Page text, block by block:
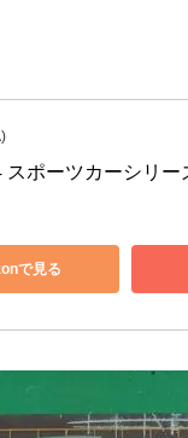
スポーツカーシリ
で見る